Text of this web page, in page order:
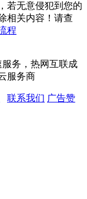
若无意侵犯到您的
相关内容！请查
程
务，热网互联成
服务商
联系我们 广告赞